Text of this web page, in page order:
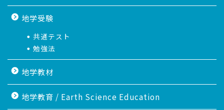
地学受験
共通テスト
勉強法
地学教材
地学教育 / Earth Science Education